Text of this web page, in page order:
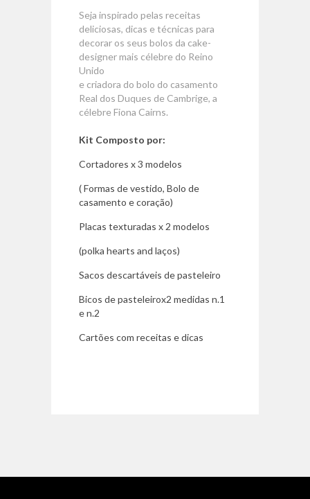
Seja inspirado pelas receitas
deliciosas, dicas e técnicas para
decorar os seus bolos da cake-
designer mais célebre do Reino
Unido
e criadora do bolo do casamento
Real dos Duques de Cambrige, a
célebre Fiona Cairns.
Kit Composto por:
Cortadores x 3 modelos
( Formas de vestido, Bolo de
casamento e coração)
Placas texturadas x 2 modelos
(polka hearts and laços)
Sacos descartáveis de pasteleiro
Bicos de pasteleirox2 medidas n.1
e n.2
Cartões com receitas e dicas